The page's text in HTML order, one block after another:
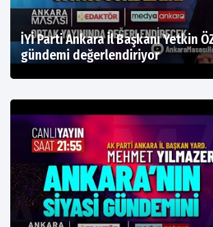
İYİ Parti Ankara İl Başkanı Yetkin
gündemi değerlendiriyor